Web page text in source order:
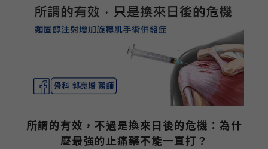
所謂的有效，不過是換來日後的危機：為什
麼最強的止痛藥不能一直打？